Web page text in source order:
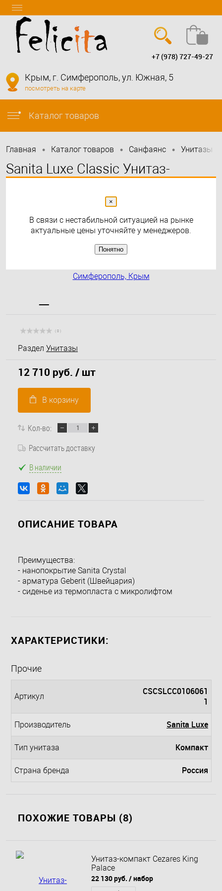
info@felicita-crimea.ru
+7 (978) 727-49-27
Крым, г. Симферополь, ул. Южная, 5
посмотреть на карте
Каталог товаров
Главная • Каталог товаров • Санфаянс • Унитазы
Sanita Luxe Classic Унитаз-
( 0 )
Раздел Унитазы
12 710 руб. / шт
В корзину
Кол-во:
Рассчитать доставку
В наличии
ОПИСАНИЕ ТОВАРА
Преимущества:
- нанопокрытие Sanita Crystal
- арматура Geberit (Швейцария)
- сиденье из термопласта с микролифтом
ХАРАКТЕРИСТИКИ:
Прочие
Артикул
CSCSLCC0106061
1
Производитель Sanita Luxe
Тип унитаза Компакт
Страна бренда Россия
ПОХОЖИЕ ТОВАРЫ (8)
Унитаз-компакт Cezares King
Palace
22 130 руб. / набор
×
В связи с нестабильной ситуацией на рынке
актуальные цены уточняйте у менеджеров.
Понятно